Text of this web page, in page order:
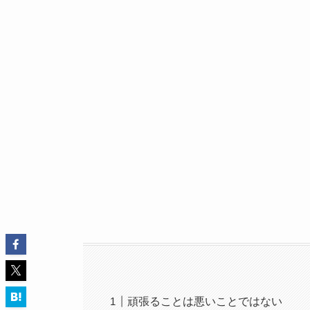
頑張ることは悪いことではない